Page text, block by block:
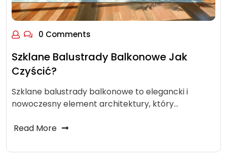
0 Comments
Szklane Balustrady Balkonowe Jak
Czyścić?
Szklane balustrady balkonowe to elegancki i
nowoczesny element architektury, który…
Read More